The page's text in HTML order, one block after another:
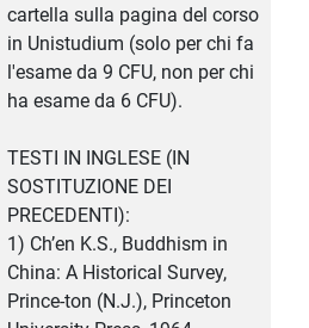
cartella sulla pagina del corso
in Unistudium (solo per chi fa
l'esame da 9 CFU, non per chi
ha esame da 6 CFU).
TESTI IN INGLESE (IN
SOSTITUZIONE DEI
PRECEDENTI):
1) Ch’en K.S., Buddhism in
China: A Historical Survey,
Prince-ton (N.J.), Princeton